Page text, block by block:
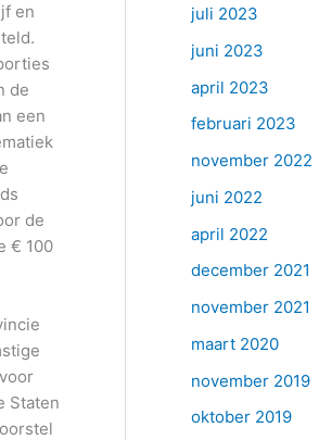
en
de
een
de
€ 100
Staten
juli 2023
juni 2023
april 2023
februari 2023
november 2022
juni 2022
april 2022
december 2021
november 2021
maart 2020
november 2019
oktober 2019